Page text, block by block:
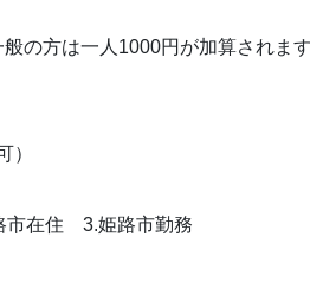
方は一人1000円が加算されます
）
住 3.姫路市勤務